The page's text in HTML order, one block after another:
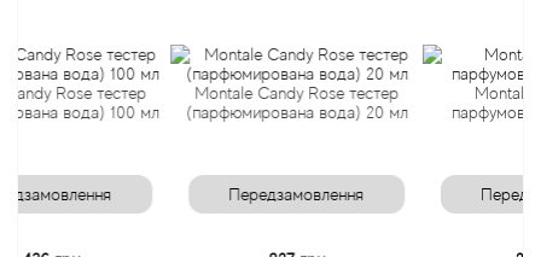
тестер
вода) 100 мл
Montale Candy Rose тестер
(парфюмирована вода) 20 мл
Передзамовлення
Montale Candy
парфумована
Annick Goutal
Antonia's Flowers
Antonio Banderas
Antonio Puig